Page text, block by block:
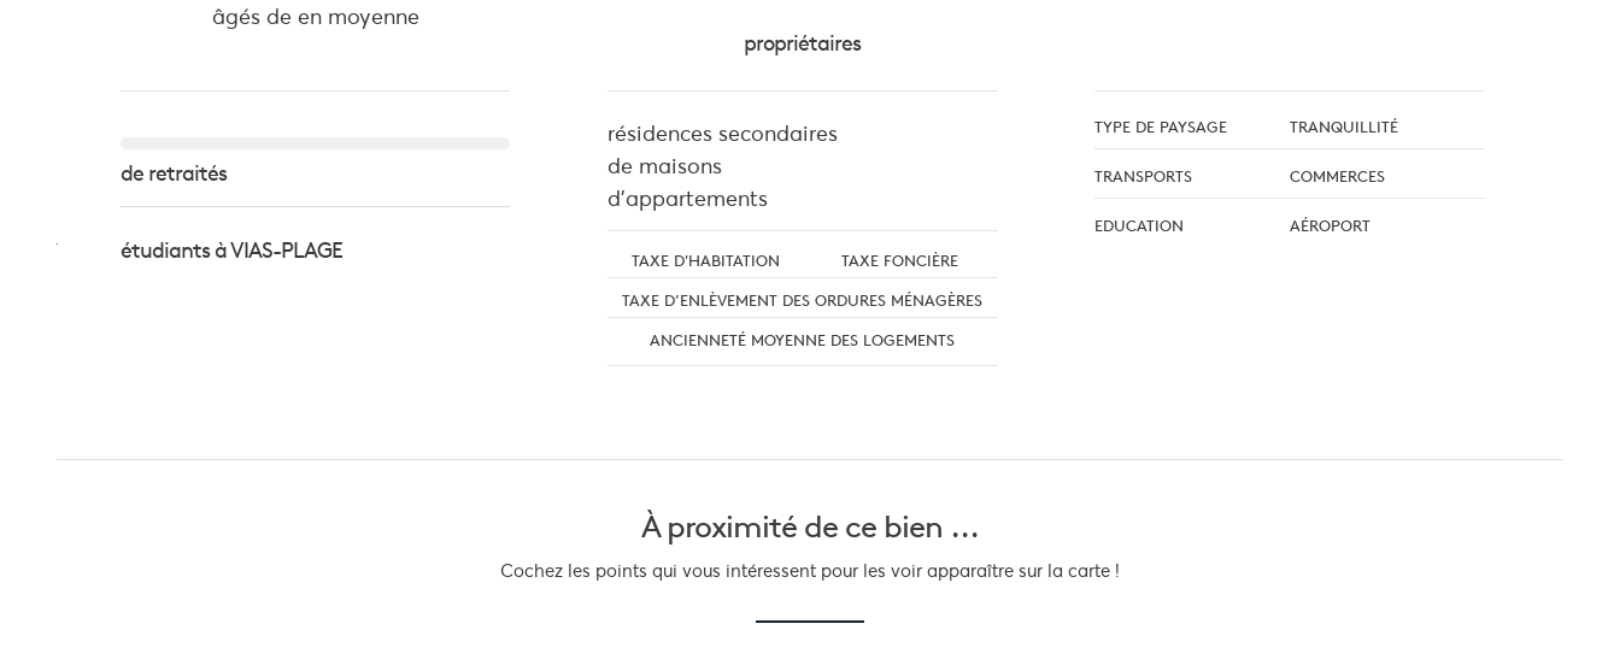
âgés de en moyenne
de retraités
étudiants à VIAS-PLAGE
propriétaires
résidences secondaires
de maisons
d'appartements
TAXE D'HABITATION TAXE FONCIÈRE
TAXE D’ENLÈVEMENT DES ORDURES MÉNAGÈRES
ANCIENNETÉ MOYENNE DES LOGEMENTS
TYPE DE PAYSAGE TRANQUILLITÉ
TRANSPORTS COMMERCES
EDUCATION AÉROPORT
À proximité de ce bien ...
Cochez les points qui vous intéressent pour les voir apparaître sur la carte !